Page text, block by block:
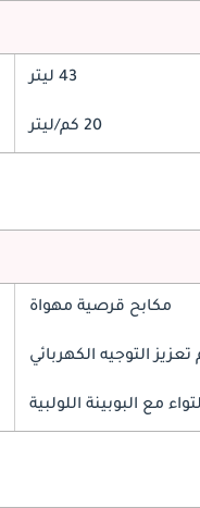
43 ليتر
20 كم/ليتر
مكابح قرصية مهواة
تعزيز التوجيه الكهربائي
مع البوبينة اللولبية